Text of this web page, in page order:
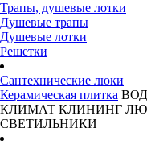
Трапы, душевые лотки
Душевые трапы
Душевые лотки
Решетки
Сантехнические люки
Керамическая плитка
КЛИМАТ КЛИНИНГ
СВЕТИЛЬНИКИ